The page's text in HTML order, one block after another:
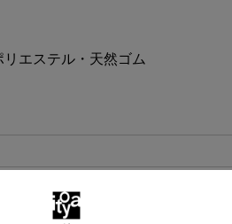
エステル・天然ゴム